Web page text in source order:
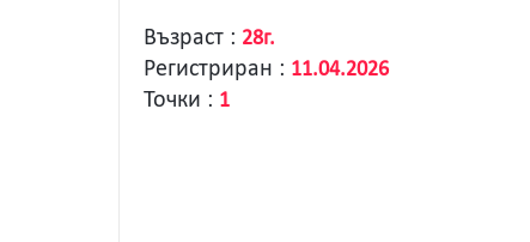
Възраст : 28г.
Регистриран : 11.04.2026
Точки : 1